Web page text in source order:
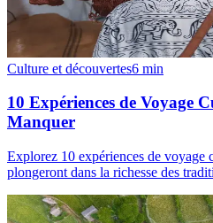
Culture et découvertes6 min
10 Expériences de Voyage
Manquer
Explorez 10 expériences de voyage
plongeront dans la richesse des